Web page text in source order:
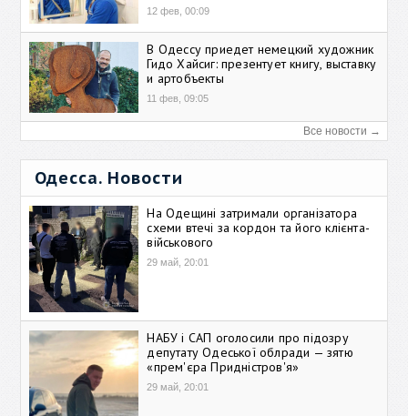
12 фев, 00:09
В Одессу приедет немецкий художник
Гидо Хайсиг: презентует книгу, выставку
и артобъекты
11 фев, 09:05
Все новости →
Одесса. Новости
На Одещині затримали організатора
схеми втечі за кордон та його клієнта-
військового
29 май, 20:01
НАБУ і САП оголосили про підозру
депутату Одеської облради — зятю
«прем'єра Придністров'я»
29 май, 20:01